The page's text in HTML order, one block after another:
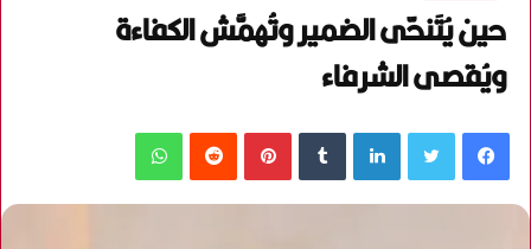
حين يُتَنحّى الضمير وتُهمَّش الكفاءة
ويُقصى الشرفاء
فيسبوك لينكدإن بينتيريست